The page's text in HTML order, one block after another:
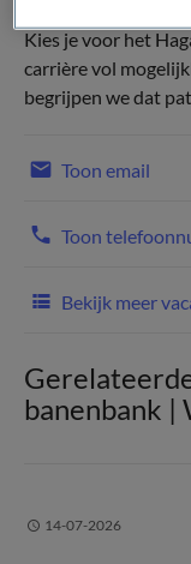
Kies je voor het
carrière vol
begrijpen we dat
Toon email
Toon
Bekijk meer
banenbank |
14-07-2026